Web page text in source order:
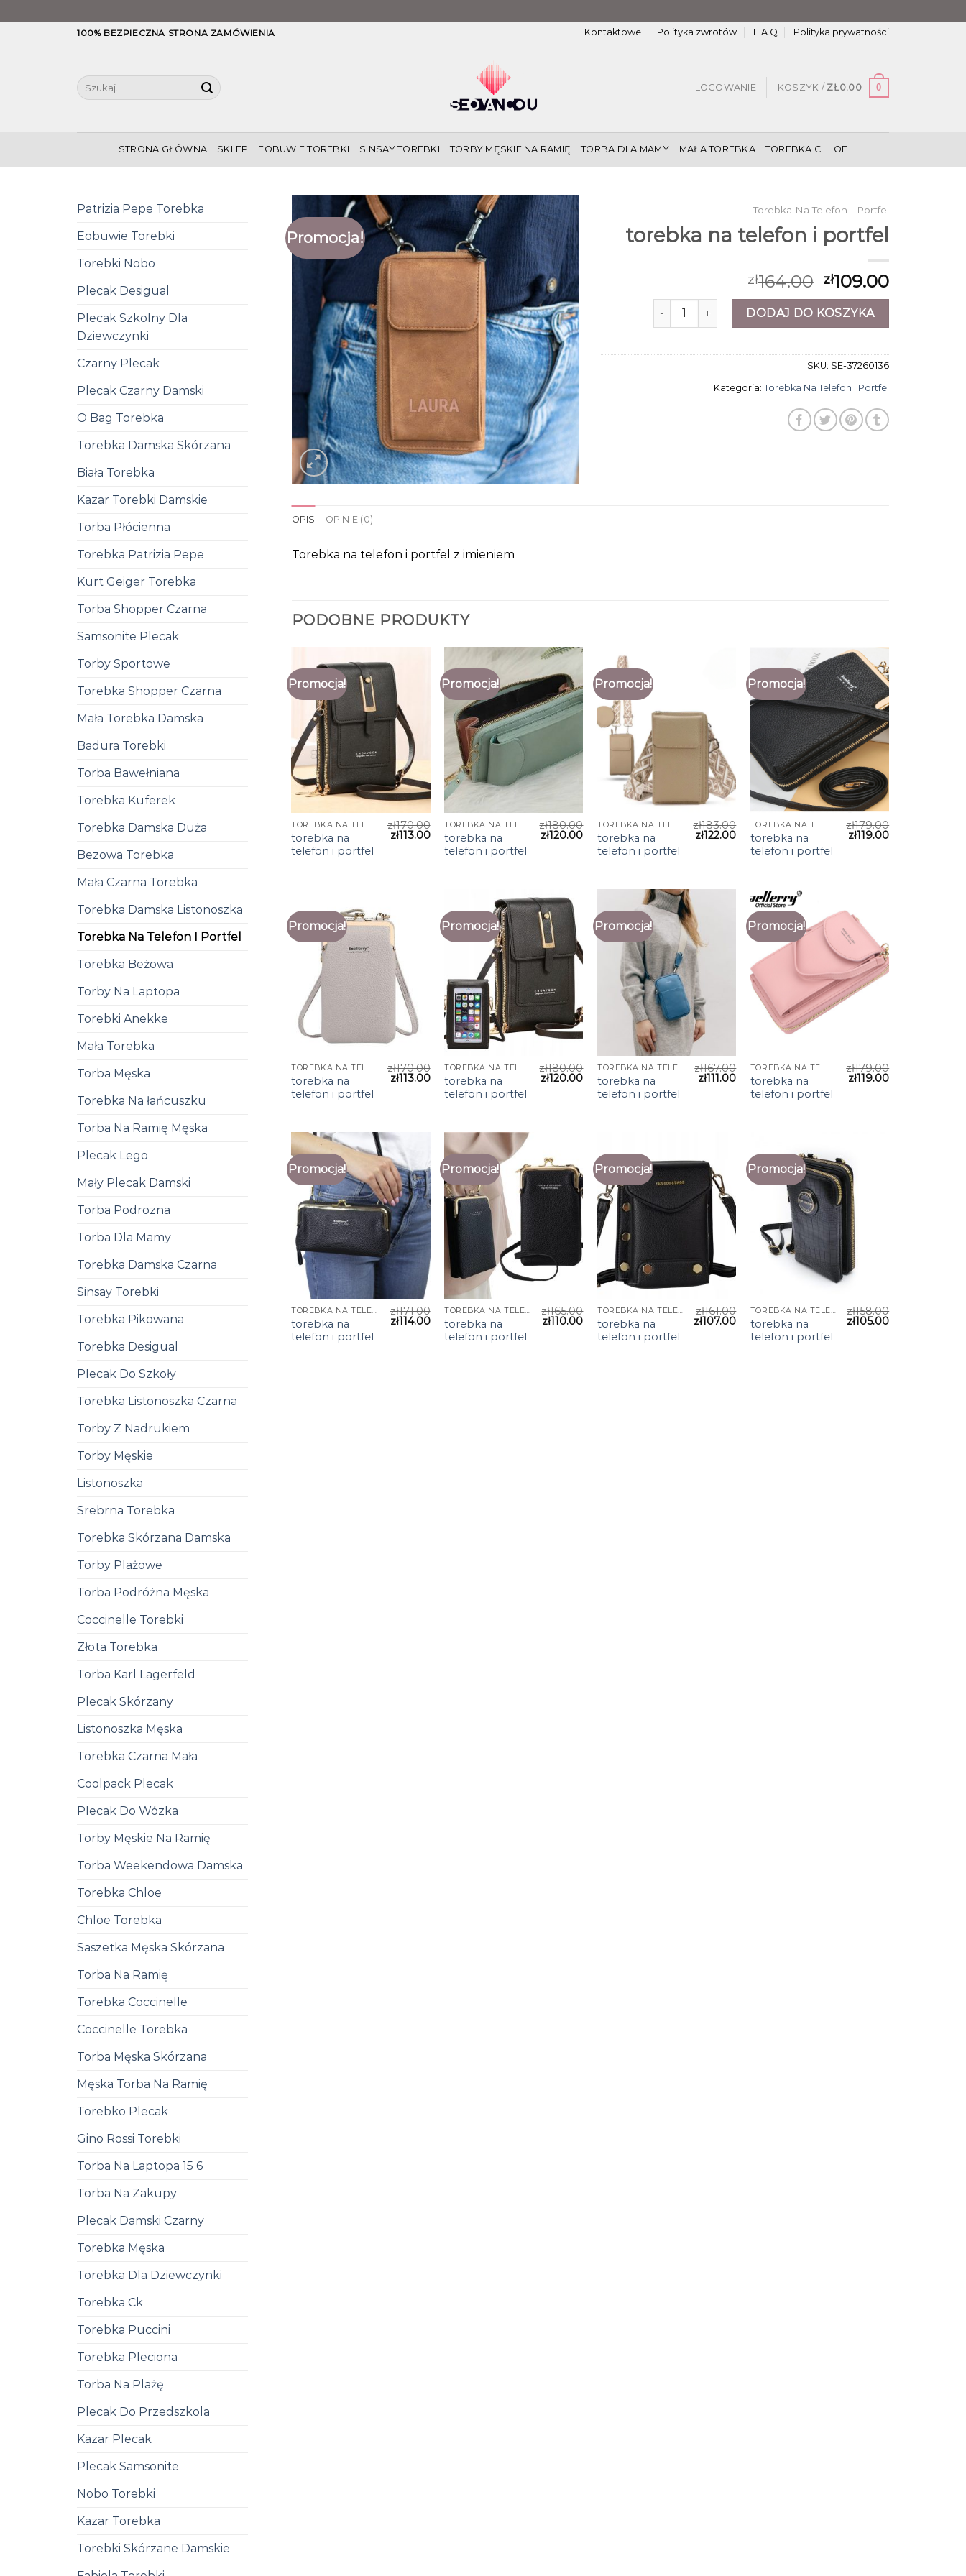
100% BEZPIECZNA STRONA ZAMÓWIENIA Kontaktowe Polityka zwrotów F.A.Q Polityka prywatności
Szukaj:
LOGOWANIE KOSZYK / ZŁ0.00 0
STRONA GŁÓWNA SKLEP EOBUWIE TOREBKI SINSAY TOREBKI TORBY MĘSKIE NA RAMIĘ TORBA DLA MAMY MAŁA TOREBKA TOREBKA CHLOE
Patrizia Pepe Torebka
Eobuwie Torebki
Torebki Nobo
Plecak Desigual
Plecak Szkolny Dla
Dziewczynki
Czarny Plecak
Plecak Czarny Damski
O Bag Torebka
Torebka Damska Skórzana
Biała Torebka
Kazar Torebki Damskie
Torba Płócienna
Torebka Patrizia Pepe
Kurt Geiger Torebka
Torba Shopper Czarna
Samsonite Plecak
Torby Sportowe
Torebka Shopper Czarna
Mała Torebka Damska
Badura Torebki
Torba Bawełniana
Torebka Kuferek
Torebka Damska Duża
Bezowa Torebka
Mała Czarna Torebka
Torebka Damska Listonoszka
Torebka Na Telefon I Portfel
Torebka Beżowa
Torby Na Laptopa
Torebki Anekke
Mała Torebka
Torba Męska
Torebka Na łańcuszku
Torba Na Ramię Męska
Plecak Lego
Mały Plecak Damski
Torba Podrozna
Torba Dla Mamy
Torebka Damska Czarna
Sinsay Torebki
Torebka Pikowana
Torebka Desigual
Plecak Do Szkoły
Torebka Listonoszka Czarna
Torby Z Nadrukiem
Torby Męskie
Listonoszka
Srebrna Torebka
Torebka Skórzana Damska
Torby Plażowe
Torba Podróżna Męska
Coccinelle Torebki
Złota Torebka
Torba Karl Lagerfeld
Plecak Skórzany
Listonoszka Męska
Torebka Czarna Mała
Coolpack Plecak
Plecak Do Wózka
Torby Męskie Na Ramię
Torba Weekendowa Damska
Torebka Chloe
Chloe Torebka
Saszetka Męska Skórzana
Torba Na Ramię
Torebka Coccinelle
Coccinelle Torebka
Torba Męska Skórzana
Męska Torba Na Ramię
Torebko Plecak
Gino Rossi Torebki
Torba Na Laptopa 15 6
Torba Na Zakupy
Plecak Damski Czarny
Torebka Męska
Torebka Dla Dziewczynki
Torebka Ck
Torebka Puccini
Torebka Pleciona
Torba Na Plażę
Plecak Do Przedszkola
Kazar Plecak
Plecak Samsonite
Nobo Torebki
Kazar Torebka
Torebki Skórzane Damskie
Promocja!
Torebka Na Telefon I Portfel
torebka na telefon i portfel
zł164.00 zł109.00
ilość torebka na telefon i portfel
DODAJ DO KOSZYKA
SKU: SE-37260136
Kategoria: Torebka Na Telefon I Portfel
OPIS OPINIE (0)
Torebka na telefon i portfel z imieniem
PODOBNE PRODUKTY
Promocja!
TOREBKA NA TELEFON I PORTFEL
torebka na
telefon i portfel
zł170.00
zł113.00
Promocja!
TOREBKA NA TELEFON I PORTFEL
torebka na
telefon i portfel
zł180.00
zł120.00
Promocja!
TOREBKA NA TELEFON I PORTFEL
torebka na
telefon i portfel
zł183.00
zł122.00
Promocja!
TOREBKA NA TELEFON I PORTFEL
torebka na
telefon i portfel
zł179.00
zł119.00
Promocja!
TOREBKA NA TELEFON I PORTFEL
torebka na
telefon i portfel
zł170.00
zł113.00
Promocja!
TOREBKA NA TELEFON I PORTFEL
torebka na
telefon i portfel
zł180.00
zł120.00
Promocja!
TOREBKA NA TELEFON I PORTFEL
torebka na
telefon i portfel
zł167.00
zł111.00
Promocja!
TOREBKA NA TELEFON I PORTFEL
torebka na
telefon i portfel
zł179.00
zł119.00
Promocja!
TOREBKA NA TELEFON I PORTFEL
torebka na
telefon i portfel
zł171.00
zł114.00
Promocja!
TOREBKA NA TELEFON I PORTFEL
torebka na
telefon i portfel
zł165.00
zł110.00
Promocja!
TOREBKA NA TELEFON I PORTFEL
torebka na
telefon i portfel
zł161.00
zł107.00
Promocja!
TOREBKA NA TELEFON I PORTFEL
torebka na
telefon i portfel
zł158.00
zł105.00